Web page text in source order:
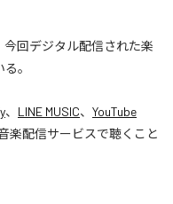
今回デジタル配信された楽
。
、 LINE MUSIC、 YouTube
楽配信サービスで聴くこと